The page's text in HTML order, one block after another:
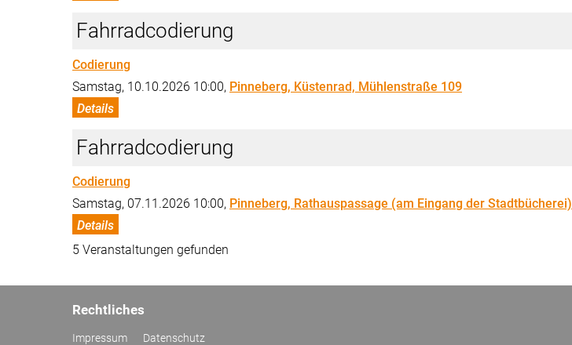
Fahrradcodierung
Codierung
Samstag, 10.10.2026 10:00, Pinneberg, Küstenrad, Mühlenstraße 109
Details
Fahrradcodierung
Codierung
Samstag, 07.11.2026 10:00, Pinneberg, Rathauspassage (am Eingang der Stadtbücherei)
Details
5 Veranstaltungen gefunden
Rechtliches
Impressum Datenschutz